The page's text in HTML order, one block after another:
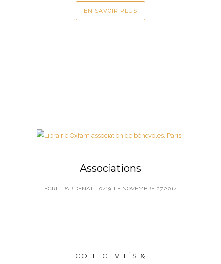
EN SAVOIR PLUS
Associations
ECRIT PAR DENATT-0419 LE NOVEMBRE 27,2014
COLLECTIVITÉS &